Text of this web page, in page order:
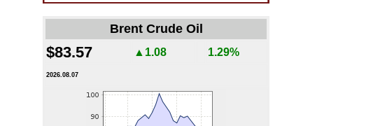
Brent Crude Oil
$83.57 ▲1.08 1.29%
2026.08.07